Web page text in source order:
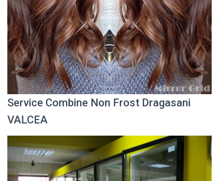
Service Combine Non Frost Dragasani
VALCEA